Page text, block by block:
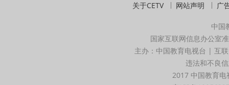
关于CETV 网站声明 广
中国
国家互联网信息办公室
主办：中国教育电视台 | 互
违法和不良
2017 中国教育